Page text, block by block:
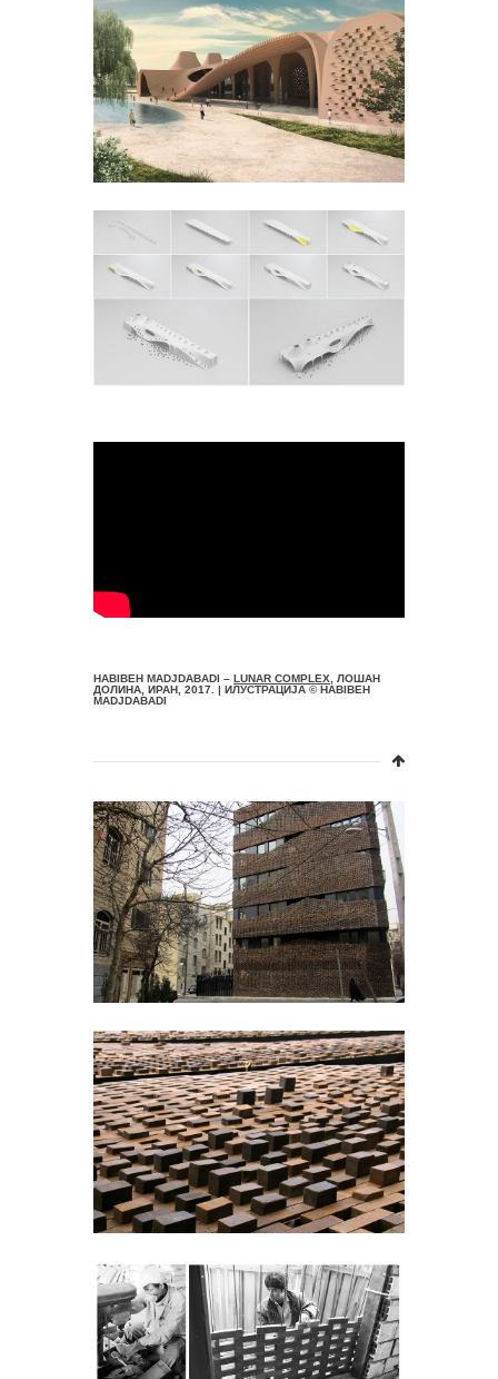
HABIBEH MADJDABADI – LUNAR COMPLEX , ЛОШАН
ДОЛИНА, ИРАН, 2017. | ИЛУСТРАЦИЈА © HABIBEH
MADJDABADI